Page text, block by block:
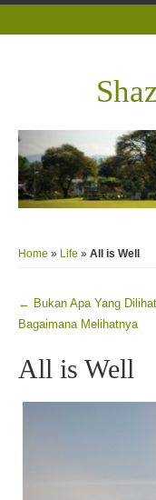
Home » Life » All is Well
Post navigation
← Bukan Apa Yang
Bagaimana Melihatnya
All is Well